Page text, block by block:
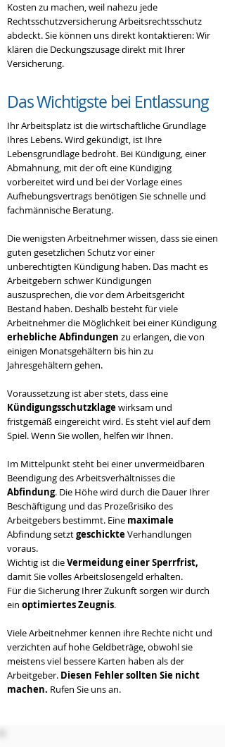
Kosten zu machen, weil nahezu jede
Rechtsschutzversicherung Arbeitsrechtsschutz
abdeckt. Sie können uns direkt kontaktieren: Wir
klären die Deckungszusage direkt mit Ihrer
Versicherung.
​Das Wichtigste bei Entlassung
​Ihr Arbeitsplatz ist die wirtschaftliche Grundlage
Ihres Lebens. Wird gekündigt, ist Ihre
Lebensgrundlage bedroht. Bei Kündigung, einer
Abmahnung, mit der oft eine Kündigjng
vorbereitet wird und bei der Vorlage eines
Aufhebungsvertrags benötigen Sie schnelle und
fachmännische Beratung.
Die wenigsten Arbeitnehmer wissen, dass sie einen
guten gesetzlichen Schutz vor einer
unberechtigten Kündigung haben. Das macht es
Arbeitgebern schwer Kündigungen
auszusprechen, die vor dem Arbeitsgericht
Bestand haben. Deshalb besteht für viele
Arbeitnehmer die Möglichkeit bei einer Kündigung
erheblicheAbfindungen zu erlangen, die von
einigen Monatsgehältern bis hin zu
Jahresgehältern gehen.
Voraussetzung ist aber stets, dass eine
Kündigungsschutzklagewirksam und
fristgemäß eingereicht wird. Es steht viel auf dem
Spiel. Wenn Sie wollen, helfen wir Ihnen.
Im Mittelpunkt steht bei einer unvermeidbaren
Beendigung des Arbeitsverhältnisses die
Abfindung. Die Höhe wird durch die Dauer Ihrer
Beschäftigung und das Prozeßrisiko des
Arbeitgebers bestimmt. Eine maximale
Abfindung setztgeschickteVerhandlungen
voraus.
Wichtig ist dieVermeidung einer Sperrfrist,
damit Sie volles Arbeitslosengeld erhalten.
Für die Sicherung Ihrer Zukunft sorgen wir durch
ein optimiertes Zeugnis.
Viele Arbeitnehmer kennen ihre Rechte nicht und
verzichten auf hohe Geldbeträge, obwohl sie
meistens viel bessere Karten haben als der
Arbeitgeber. Diesen Fehler sollten Sie nicht
machen. Rufen Sie uns an.